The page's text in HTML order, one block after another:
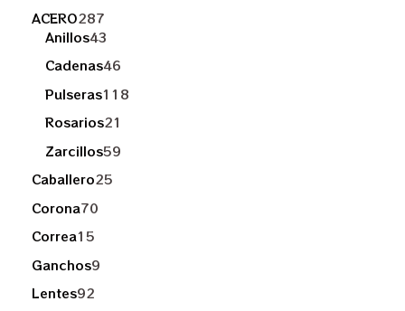
ACERO287
Anillos43
Cadenas46
Pulseras118
Rosarios21
Zarcillos59
Caballero25
Corona70
Correa15
Ganchos9
Lentes92